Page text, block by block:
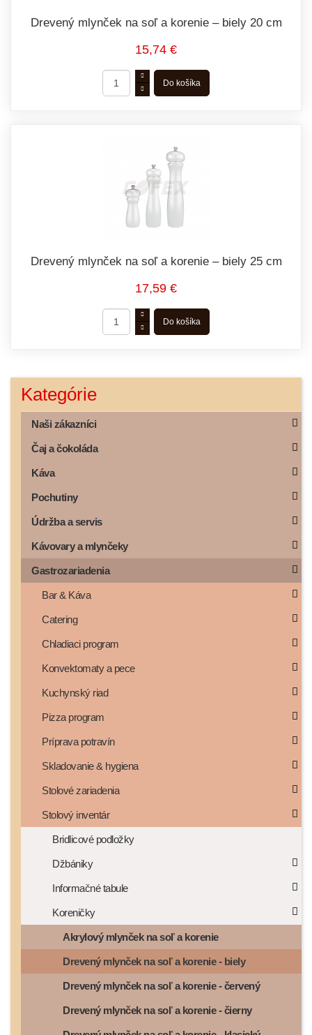
Drevený mlynček na soľ a korenie – biely 20 cm
15,74 €
Drevený mlynček na soľ a korenie – biely 25 cm
17,59 €
Kategórie
Naši zákazníci
Čaj a čokoláda
Káva
Pochutiny
Údržba a servis
Kávovary a mlynčeky
Gastrozariadenia
Bar & Káva
Catering
Chladiaci program
Konvektomaty a pece
Kuchynský riad
Pizza program
Príprava potravín
Skladovanie & hygiena
Stolové zariadenia
Stolový inventár
Bridlicové podložky
Džbániky
Informačné tabule
Koreničky
Akrylový mlynček na soľ a korenie
Drevený mlynček na soľ a korenie - biely
Drevený mlynček na soľ a korenie - červený
Drevený mlynček na soľ a korenie - čierny